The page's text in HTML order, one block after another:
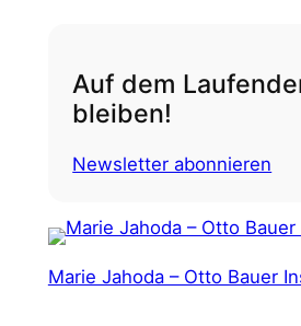
Auf dem
bleiben!
Newsletter abonnieren
Marie Jahoda – Otto Bauer